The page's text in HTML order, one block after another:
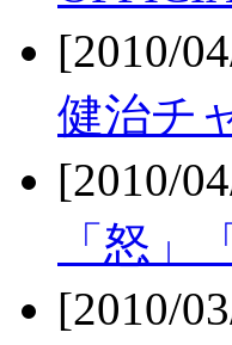
[2010/
健治チ
[2010/
「怒
[2010/